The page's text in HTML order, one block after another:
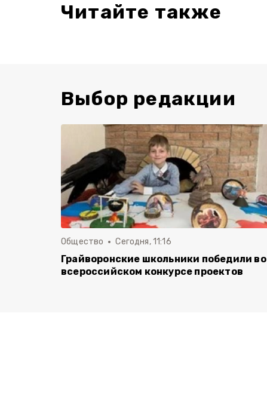
Читайте также
Выбор редакции
Общество Сегодня, 11:16
Грайворонские школьники победили во
всероссийском конкурсе проектов